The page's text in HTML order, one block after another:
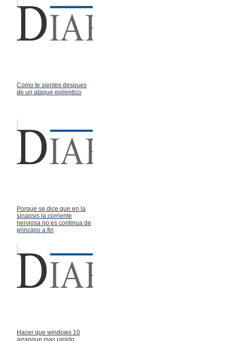
Como te sientes despues
de un ataque epileptico
Porque se dice que en la
sinapsis la corriente
nerviosa no es continua de
principio a fin
Hacer que windows 10
arranque mas rapido